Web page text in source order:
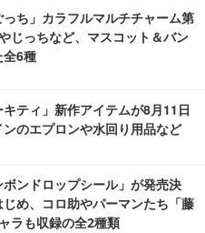
ち」カラフルマルチチャーム第
じっちなど、マスコット＆バン
全6種
キティ」新作アイテムが8月11日
のエプロンや水回り用品など
ボンドロップシール」が発売決
め、コロ助やパーマンたち「藤
ラも収録の全2種類